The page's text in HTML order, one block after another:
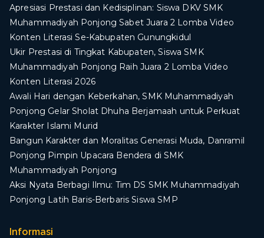
Apresiasi Prestasi dan Kedisiplinan: Siswa DKV SMK
Muhammadiyah Ponjong Sabet Juara 2 Lomba Video
Konten Literasi Se-Kabupaten Gunungkidul
Ukir Prestasi di Tingkat Kabupaten, Siswa SMK
Muhammadiyah Ponjong Raih Juara 2 Lomba Video
Konten Literasi 2026
Awali Hari dengan Keberkahan, SMK Muhammadiyah
Ponjong Gelar Sholat Dhuha Berjamaah untuk Perkuat
Karakter Islami Murid
Bangun Karakter dan Moralitas Generasi Muda, Danramil
Ponjong Pimpin Upacara Bendera di SMK
Muhammadiyah Ponjong
​Aksi Nyata Berbagi Ilmu: Tim DS SMK Muhammadiyah
Ponjong Latih Baris-Berbaris Siswa SMP
Informasi